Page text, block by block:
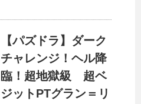
【パズドラ】ダーク
チャレンジ！ヘル降
臨！超地獄級 超ベ
ジットPTグラン＝リ